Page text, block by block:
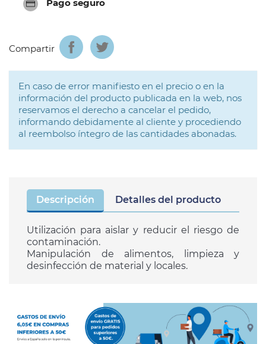
Pago seguro
Compartir
En caso de error manifiesto en el precio o en la
información del producto publicada en la web, nos
reservamos el derecho a cancelar el pedido,
informando debidamente al cliente y procediendo
al reembolso íntegro de las cantidades abonadas.
Descripción Detalles del producto
Utilización para aislar y reducir el riesgo de
contaminación.
Manipulación de alimentos, limpieza y
desinfección de material y locales.